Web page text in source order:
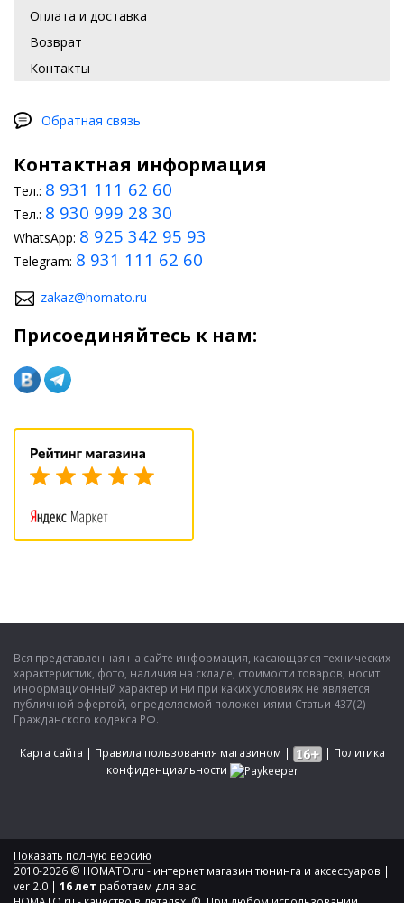
Оплата и доставка
Возврат
Контакты
Обратная связь
Контактная информация
Тел.: 8 931 111 62 60
Тел.: 8 930 999 28 30
WhatsApp: 8 925 342 95 93
Telegram: 8 931 111 62 60
zakaz@homato.ru
Присоединяйтесь к нам:
Вся представленная на сайте информация, касающаяся технических
характеристик, фото, наличия на складе, стоимости товаров, носит
информационный характер и ни при каких условиях не является
публичной офертой, определяемой положениями Статьи 437(2)
Гражданского кодекса РФ.
Карта сайта | Правила пользования магазином | | Политика
конфиденциальности
Показать полную версию
2010-2026 © HOMATO.ru - интернет магазин тюнинга и аксессуаров |
ver 2.0 | 16 лет работаем для вас